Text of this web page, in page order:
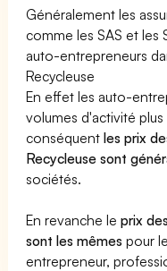
Généralement les
comme les SAS et les
auto-entrepreneurs
Recycleuse
En effet les auto-
volumes d'activité
conséquentles prix
Recycleuse sont
sociétés.
En revanche leprix
sont les mêmes pour
entrepreneur,